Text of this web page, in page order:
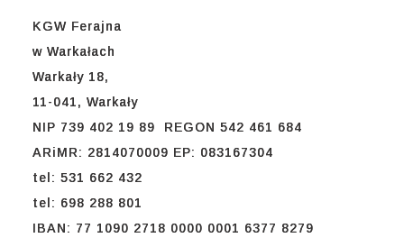
KGW Ferajna
w Warkałach
Warkały 18,
11-041, Warkały
NIP 739 402 19 89 REGON 542 461 684
ARiMR: 2814070009 EP: 083167304
tel: 531 662 432
tel: 698 288 801
IBAN: 77 1090 2718 0000 0001 6377 8279